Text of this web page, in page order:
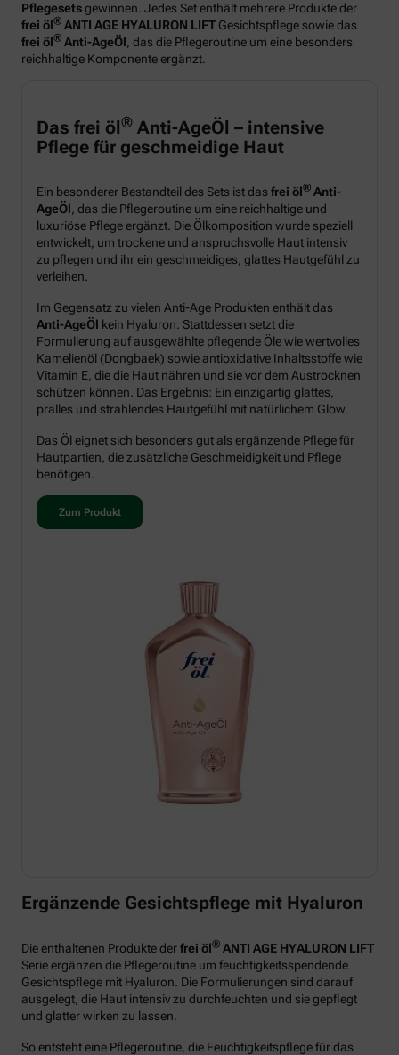
Pflegesetsgewinnen. Jedes Set enthält mehrere Produkte der
frei öl® ANTI AGE HYALURON LIFT Gesichtspflege sowie das
frei öl® Anti-AgeÖl , das die Pflegeroutine um eine besonders
reichhaltige Komponente ergänzt.
Das frei öl® Anti-AgeÖl – intensive
Pflege für geschmeidige Haut
Ein besonderer Bestandteil des Sets ist das frei öl® Anti-
AgeÖl, das die Pflegeroutine um eine reichhaltige und
luxuriöse Pflege ergänzt. Die Ölkomposition wurde speziell
entwickelt, um trockene und anspruchsvolle Haut intensiv
zu pflegen und ihr ein geschmeidiges, glattes Hautgefühl zu
verleihen.
Im Gegensatz zu vielen Anti-Age Produkten enthält das
Anti-AgeÖl kein Hyaluron. Stattdessen setzt die
Formulierung auf ausgewählte pflegende Öle wie wertvolles
Kamelienöl (Dongbaek) sowie antioxidative Inhaltsstoffe wie
Vitamin E, die die Haut nähren und sie vor dem Austrocknen
schützen können. Das Ergebnis: Ein einzigartig glattes,
pralles und strahlendes Hautgefühl mit natürlichem Glow.
Das Öl eignet sich besonders gut als ergänzende Pflege für
Hautpartien, die zusätzliche Geschmeidigkeit und Pflege
benötigen.
Zum Produkt
Ergänzende Gesichtspflege mit Hyaluron
Die enthaltenen Produkte derfrei öl® ANTI AGE HYALURON LIFT
Serie ergänzen die Pflegeroutine um feuchtigkeitsspendende
Gesichtspflege mit Hyaluron. Die Formulierungen sind darauf
ausgelegt, die Haut intensiv zu durchfeuchten und sie gepflegt
und glatter wirken zu lassen.
So entsteht eine Pflegeroutine, die Feuchtigkeitspflege für das